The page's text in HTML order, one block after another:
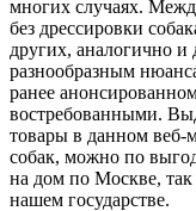
многих случаях.
без дрессировки
других, аналогично и
разнообразным
ранее
востребованными.
товары в данном веб-
собак, можно по
на дом по Москве, так
нашем государстве.